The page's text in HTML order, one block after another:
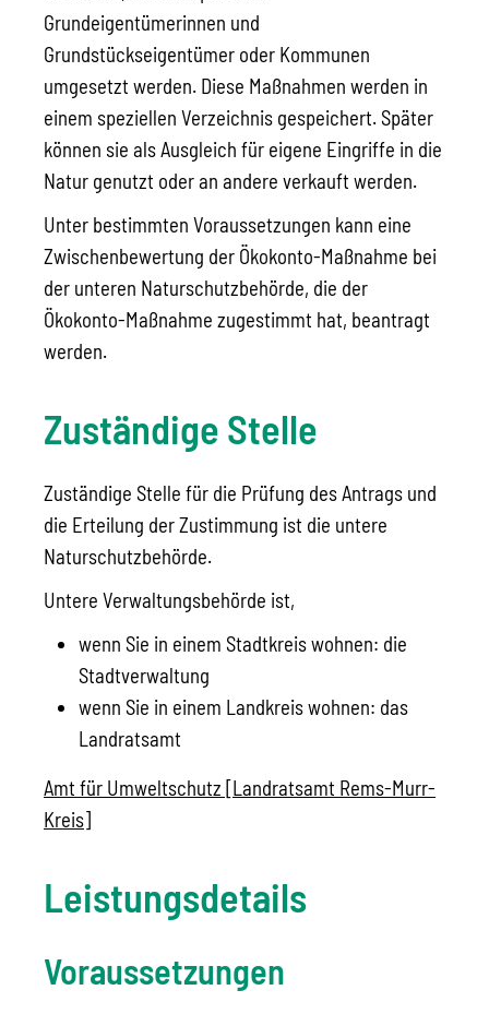
Grundeigentümerinnen und
Grundstückseigentümer oder Kommunen
umgesetzt werden. Diese Maßnahmen werden in
einem speziellen Verzeichnis gespeichert. Später
können sie als Ausgleich für eigene Eingriffe in die
Natur genutzt oder an andere verkauft werden.
Unter bestimmten Voraussetzungen kann eine
Zwischenbewertung der Ökokonto-Maßnahme bei
der unteren Naturschutzbehörde, die der
Ökokonto-Maßnahme zugestimmt hat, beantragt
werden.
Zuständige Stelle
Zuständige Stelle für die Prüfung des Antrags und
die Erteilung der Zustimmung ist die untere
Naturschutzbehörde.
Untere Verwaltungsbehörde ist,
wenn Sie in einem Stadtkreis wohnen: die
Stadtverwaltung
wenn Sie in einem Landkreis wohnen: das
Landratsamt
Amt für Umweltschutz [Landratsamt Rems-Murr-
Kreis]
Leistungsdetails
Voraussetzungen